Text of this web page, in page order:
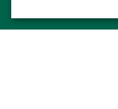
"Super locatie!
eigenaresse is